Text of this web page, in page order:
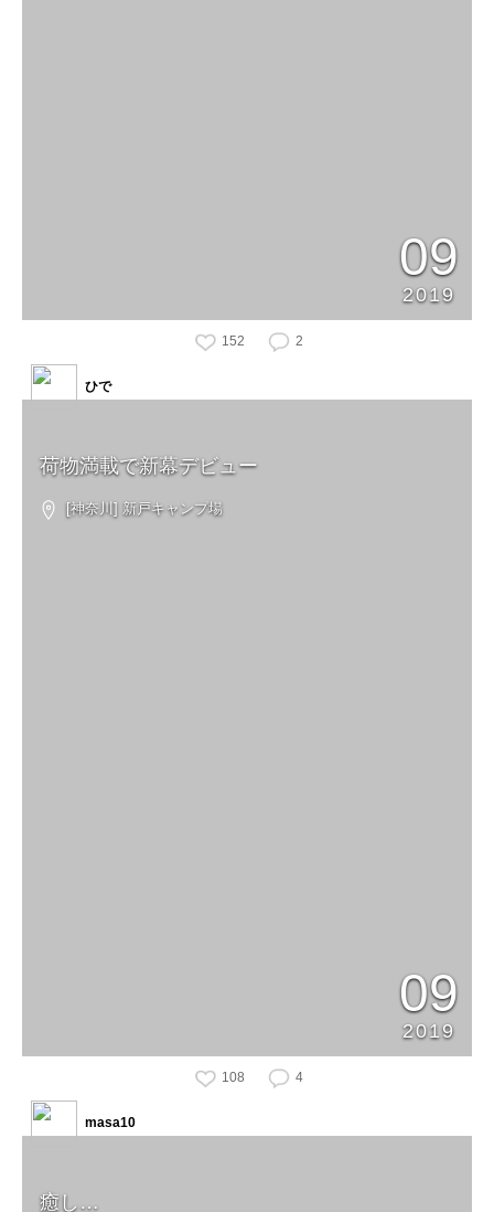
09
2019
152 2
荷物満載で新幕デビュー
[神奈川] 新戸キャンプ場
09
2019
ひで
108 4
癒し…
masa10